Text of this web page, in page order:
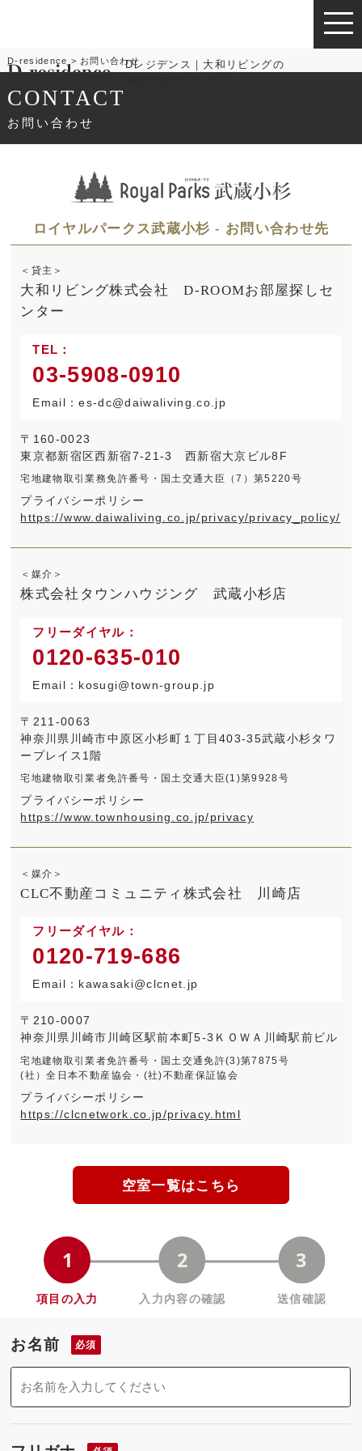
Dレジデンス｜大和リビングの
D-residence お問い合わせ
CONTACT
お問い合わせ
ロイヤルパークス武蔵小杉 - お問い合わせ先
＜貸主＞
大和リビング株式会社 D-ROOMお部屋探しセ
ンター
TEL：
03-5908-0910
Email：es-dc@daiwaliving.co.jp
〒160-0023
東京都新宿区西新宿7-21-3 西新宿大京ビル8F
宅地建物取引業務免許番号・国土交通大臣（7）第5220号
プライバシーポリシー
https://www.daiwaliving.co.jp/privacy/privacy_policy/
＜媒介＞
株式会社タウンハウジング 武蔵小杉店
フリーダイヤル：
0120-635-010
Email：kosugi@town-group.jp
〒211-0063
神奈川県川崎市中原区小杉町１丁目403-35武蔵小杉タワ
ープレイス1階
宅地建物取引業者免許番号・国土交通大臣(1)第9928号
プライバシーポリシー
https://www.townhousing.co.jp/privacy
＜媒介＞
CLC不動産コミュニティ株式会社 川崎店
フリーダイヤル：
0120-719-686
Email：kawasaki@clcnet.jp
〒210-0007
神奈川県川崎市川崎区駅前本町5‐3ＫＯＷＡ川崎駅前ビル
宅地建物取引業者免許番号・国土交通免許(3)第7875号
(社）全日本不動産協会・(社)不動産保証協会
プライバシーポリシー
https://clcnetwork.co.jp/privacy.html
空室一覧はこちら
お名前 必須